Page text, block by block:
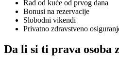
Rad od kuće od prvog dana
Bonusi na rezervacije
Slobodni vikendi
Privatno zdravstveno
Da li si ti prava osoba